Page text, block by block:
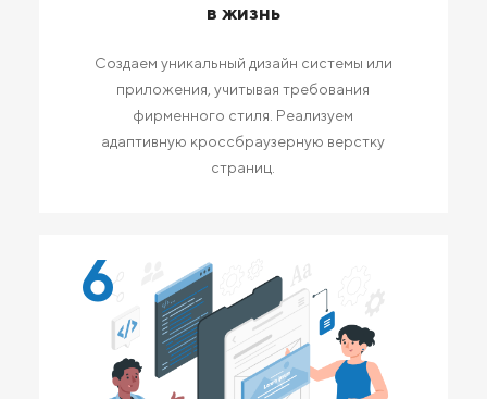
в жизнь
Создаем уникальный дизайн системы или
приложения, учитывая требования
фирменного стиля. Реализуем
адаптивную кроссбраузерную верстку
страниц.
6